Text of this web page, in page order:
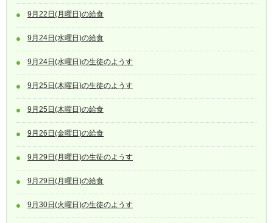
9月22日(月曜日)の給食
9月24日(水曜日)の給食
9月24日(水曜日)の生徒のようす
9月25日(木曜日)の生徒のようす
9月25日(木曜日)の給食
9月26日(金曜日)の給食
9月29日(月曜日)の生徒のようす
9月29日(月曜日)の給食
9月30日(火曜日)の生徒のようす